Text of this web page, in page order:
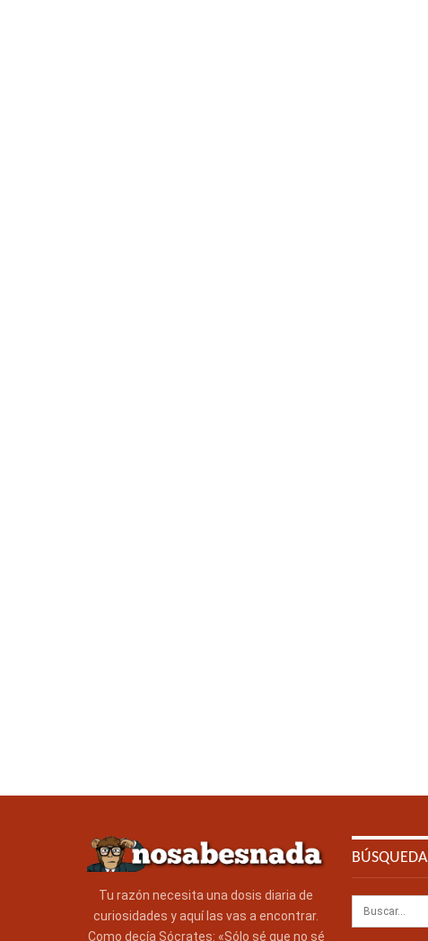
Tu razón necesita una dosis diaria de
curiosidades y aquí las vas a encontrar.
Como decía Sócrates: «Sólo sé que no sé
BÚSQUEDA